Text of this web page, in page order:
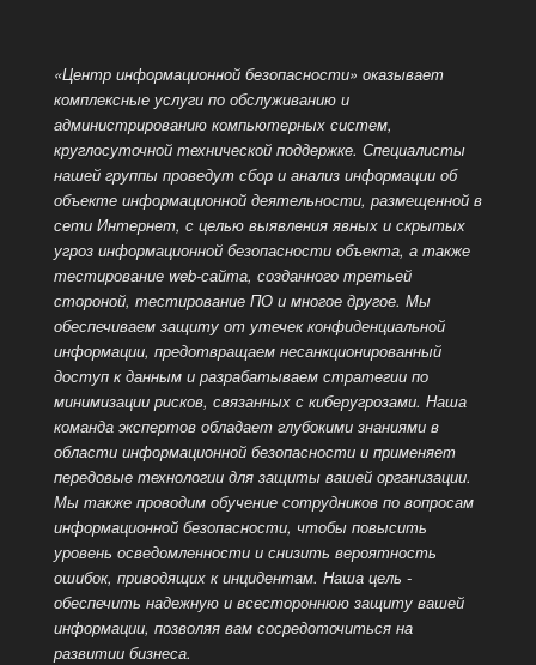
«Центр информационной безопасности» оказывает
комплексные услуги по обслуживанию и
администрированию компьютерных систем,
круглосуточной технической поддержке. Специалисты
нашей группы проведут сбор и анализ информации об
объекте информационной деятельности, размещенной в
сети Интернет, с целью выявления явных и скрытых
угроз информационной безопасности объекта, а также
тестирование web-сайта, созданного третьей
стороной, тестирование ПО и многое другое. Мы
обеспечиваем защиту от утечек конфиденциальной
информации, предотвращаем несанкционированный
доступ к данным и разрабатываем стратегии по
минимизации рисков, связанных с киберугрозами. Наша
команда экспертов обладает глубокими знаниями в
области информационной безопасности и применяет
передовые технологии для защиты вашей организации.
Мы также проводим обучение сотрудников по вопросам
информационной безопасности, чтобы повысить
уровень осведомленности и снизить вероятность
ошибок, приводящих к инцидентам. Наша цель -
обеспечить надежную и всестороннюю защиту вашей
информации, позволяя вам сосредоточиться на
развитии бизнеса.